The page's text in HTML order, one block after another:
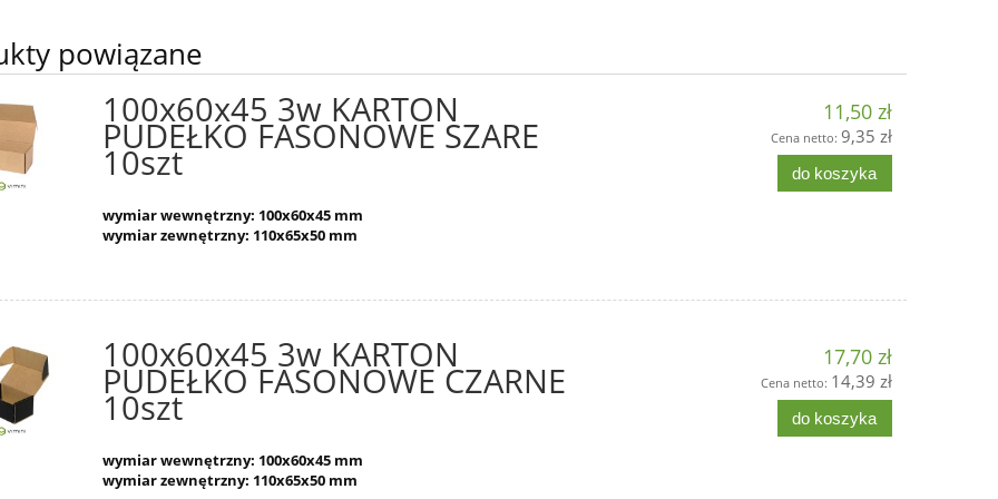
powiązane
100x60x45 3w KARTON
PUDEŁKO FASONOWE SZARE
10szt
wymiar wewnętrzny: 100x60x45 mm
wymiar zewnętrzny: 110x65x50 mm
11,50 zł
Cena netto: 9,35 zł
do koszyka
100x60x45 3w KARTON
PUDEŁKO FASONOWE CZARNE
10szt
wymiar wewnętrzny: 100x60x45 mm
wymiar zewnętrzny: 110x65x50 mm
17,70 zł
Cena netto: 14,39 zł
do koszyka